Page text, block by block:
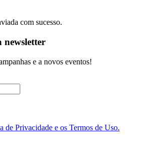
com sucesso.
newsletter
e a novos eventos!
de Privacidade e os Termos de Uso.